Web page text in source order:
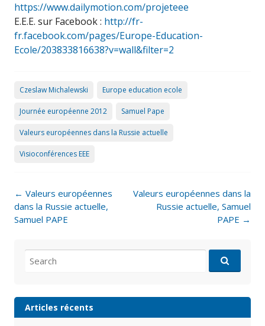
https://www.dailymotion.com/projeteee
E.E.E. sur Facebook : http://fr-
fr.facebook.com/pages/Europe-Education-
Ecole/203833816638?v=wall&filter=2
Czeslaw Michalewski Europe education ecole
Journée européenne 2012 Samuel Pape
Valeurs européennes dans la Russie actuelle
Visioconférences EEE
Post
navigation
← Valeurs européennes
dans la Russie actuelle,
Samuel PAPE
Valeurs européennes dans la
Russie actuelle, Samuel
PAPE →
for:
Articles récents